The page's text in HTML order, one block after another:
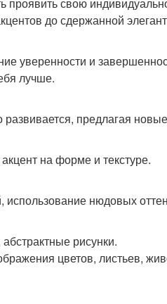
до сдержанной
уверенности и
лучше.
предлагая
на форме и текстуре.
нюдовых
рисунки.
цветов, листьев,